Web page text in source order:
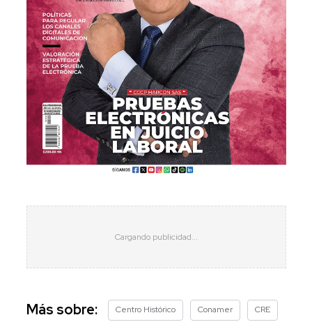
Más sobre: Centro Histórico Conamer CRE